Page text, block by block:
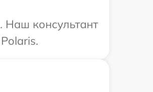
Наш консультант